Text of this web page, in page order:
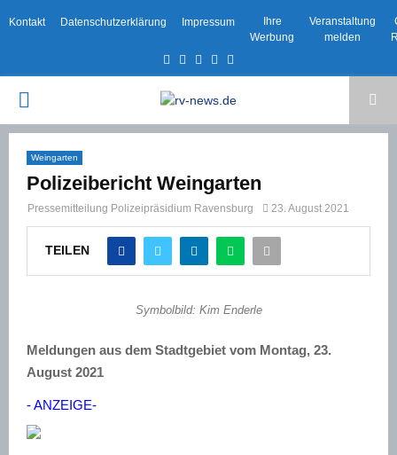
Kontakt Datenschutzerklärung Impressum
Ihre
Werbung
Veranstaltung
melden
Facebook
TwitterInstagram
Email
PRIMARY
MENU
Weingarten
Polizeibericht Weingarten
Pressemitteilung Polizeipräsidium Ravensburg 23. August 2021
TEILEN
Symbolbild: Kim Enderle
Meldungen aus dem Stadtgebiet vom Montag, 23.
August 2021
- ANZEIGE-